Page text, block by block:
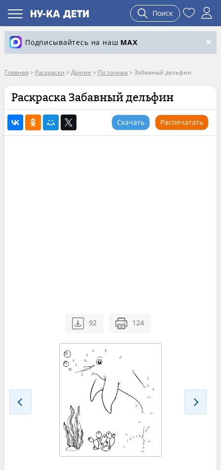
Поиск
Подписывайтесь на наш MAX
Главная > Раскраски > Другие > По точкам > Забавный дельфин
Раскраска Забавный дельфин
Скачать Распечатать
92 124